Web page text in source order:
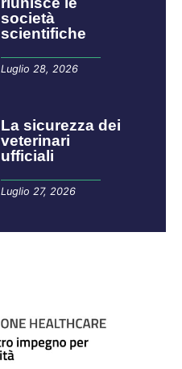
società
scientifiche
Luglio 28, 2026
La sicurezza dei
veterinari
ufficiali
Luglio 27, 2026